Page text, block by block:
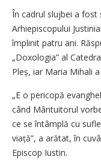
În cadrul slujbei a fost
Arhiepiscopului
împlinit patru ani.
„Doxologia” al
Pleș, iar Maria Mihali
„E o pericopă
când Mântuitorul
ce se întâmplă cu
viață”, a arătat, în
Episcop Iustin.